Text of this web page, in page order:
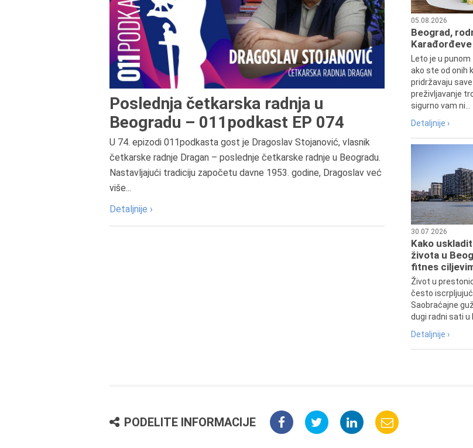
Poslednja četkarska radnja u
Beogradu – 011podkast EP 074
U 74. epizodi 011podkasta gost je Dragoslav Stojanović, vlasnik
četkarske radnje Dragan – poslednje četkarske radnje u Beogradu.
Nastavljajući tradiciju započetu davne 1953. godine, Dragoslav već
više...
Detaljnije ›
05.08.2026
Beograd,
Leto je u
ako ste od onih
pridržavaju
preživljavanje
sigurno vam ni...
Detaljnije ›
30.07.2026
Kako
života u
fitnes
Život u
često
Saobraćajne
dugi radni sati u
Detaljnije ›
Preminula je
pozorišna,
PODELITE INFORMACIJE